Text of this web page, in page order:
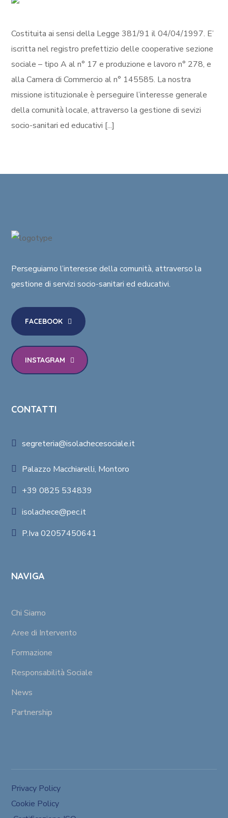
Costituita ai sensi della Legge 381/91 il 04/04/1997. E’
iscritta nel registro prefettizio delle cooperative sezione
sociale – tipo A al n° 17 e produzione e lavoro n° 278, e
alla Camera di Commercio al n° 145585. La nostra
missione istituzionale è perseguire l’interesse generale
della comunità locale, attraverso la gestione di sevizi
socio-sanitari ed educativi [...]
Perseguiamo l’interesse della comunità, attraverso la
gestione di servizi socio-sanitari ed educativi.
FACEBOOK
INSTAGRAM
CONTATTI
segreteria@isolachecesociale.it
Palazzo Macchiarelli, Montoro
+39 0825 534839
isolachece@pec.it
P.Iva 02057450641
NAVIGA
Chi Siamo
Aree di Intervento
Formazione
Responsabilità Sociale
News
Partnership
Privacy Policy
Cookie Policy